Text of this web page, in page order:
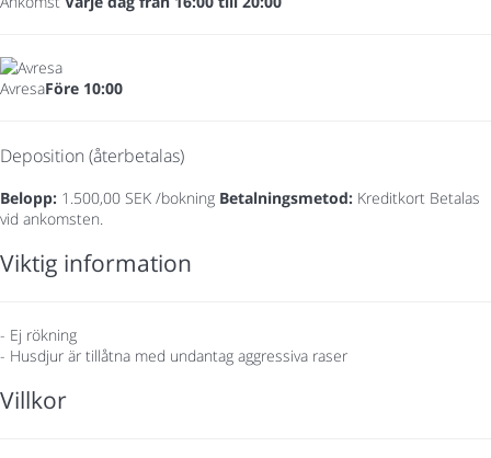
AvresaFöre 10:00
Deposition (återbetalas)
Belopp: 1.500,00 SEK /bokning Betalningsmetod: Kreditkort Betalas
vid ankomsten.
Viktig information
- Ej rökning
- Husdjur är tillåtna med undantag aggressiva raser
Villkor